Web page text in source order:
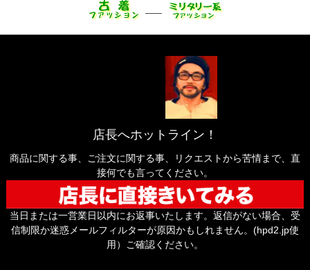
店長へホットライン！
商品に関する事、ご注文に関する事、リクエストから苦情まで、直
接何でも言ってください。
当日または一営業日以内にお返事いたします。返信がない場合、受
信制限か迷惑メールフィルターが原因かもしれません。(hpd2.jp使
用）ご確認ください。